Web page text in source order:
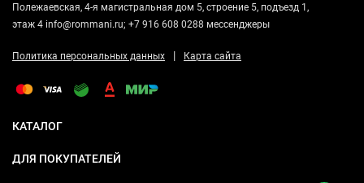
Полежаевская, 4-я магистральная дом 5, строение 5, подъезд 1,
этаж 4 info@rommani.ru; +7 916 608 0288 мессенджеры
Политика персональных данных | Карта сайта
КАТАЛОГ
ДЛЯ ПОКУПАТЕЛЕЙ